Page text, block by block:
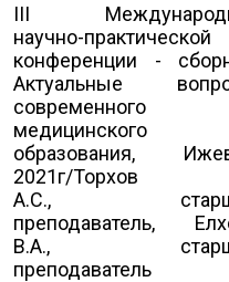
III
научно-практической
конференции -
Актуальные
современного
медицинского
образования,
2021г/Торхов
А.С.,
преподаватель,
В.А.,
преподаватель